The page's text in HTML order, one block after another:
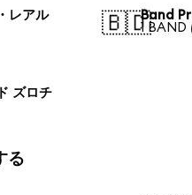
レアル
🇧🇩Band
1 BAND
ズロチ
る